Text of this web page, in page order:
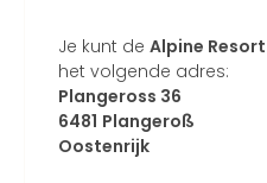
Je kunt de Alpine
het volgende adres:
Plangeross 36
6481 Plangeroß
Oostenrijk